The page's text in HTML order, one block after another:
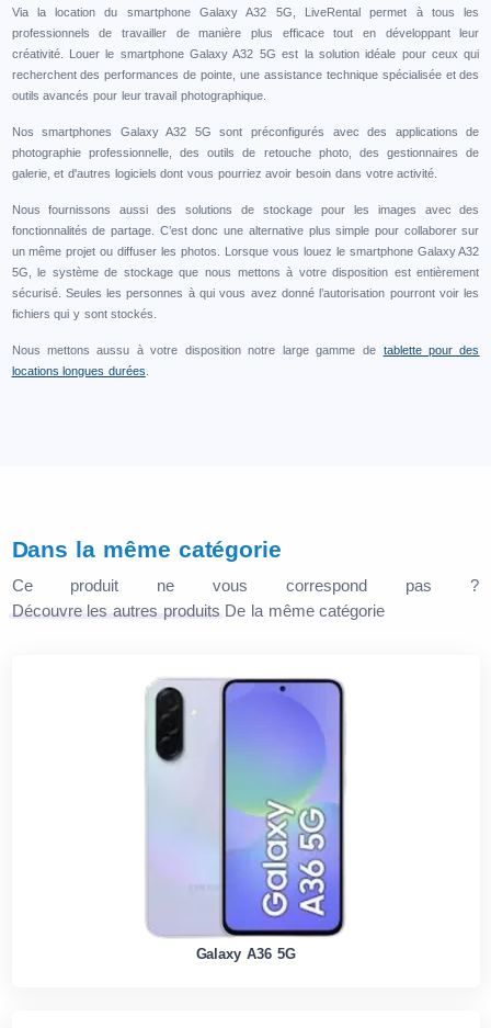
Via la location du smartphone Galaxy A32 5G, LiveRental permet à tous les
professionnels de travailler de manière plus efficace tout en développant leur
créativité. Louer le smartphone Galaxy A32 5G est la solution idéale pour ceux qui
recherchent des performances de pointe, une assistance technique spécialisée et des
outils avancés pour leur travail photographique.
Nos smartphones Galaxy A32 5G sont préconfigurés avec des applications de
photographie professionnelle, des outils de retouche photo, des gestionnaires de
galerie, et d'autres logiciels dont vous pourriez avoir besoin dans votre activité.
Nous fournissons aussi des solutions de stockage pour les images avec des
fonctionnalités de partage. C’est donc une alternative plus simple pour collaborer sur
un même projet ou diffuser les photos. Lorsque vous louez le smartphone Galaxy A32
5G, le système de stockage que nous mettons à votre disposition est entièrement
sécurisé. Seules les personnes à qui vous avez donné l’autorisation pourront voir les
fichiers qui y sont stockés.
Nous mettons aussu à votre disposition notre large gamme de tablette pour des
locations longues durées
Dans la même catégorie
Ce produit ne vous correspond pas ?
Découvre les autres produits De la même catégorie
Galaxy A36 5G